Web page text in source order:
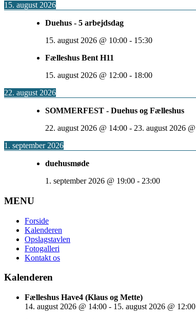
15. august 2026
Duehus - 5 arbejdsdag
15. august 2026 @ 10:00 - 15:30
Fælleshus Bent H11
15. august 2026 @ 12:00 - 18:00
22. august 2026
SOMMERFEST - Duehus og Fælleshus
22. august 2026 @ 14:00 - 23. august 2026 @
1. september 2026
duehusmøde
1. september 2026 @ 19:00 - 23:00
MENU
Forside
Kalenderen
Opslagstavlen
Fotogalleri
Kontakt os
Kalenderen
Fælleshus Have4 (Klaus og Mette)
14. august 2026 @ 14:00 - 15. august 2026 @ 12:00